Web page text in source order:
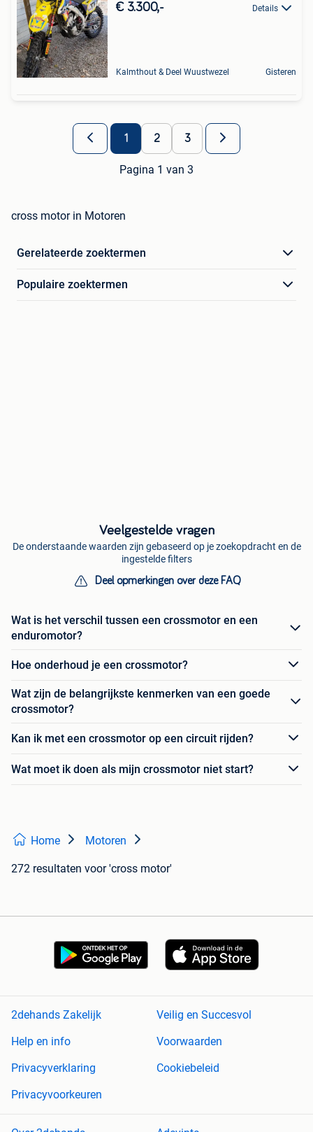
€ 3.300,- Details
Kalmthout & Deel Wuustwezel Gisteren
1 2 3
Pagina 1 van 3
cross motor in Motoren
Gerelateerde zoektermen
Populaire zoektermen
Veelgestelde vragen
De onderstaande waarden zijn gebaseerd op je zoekopdracht en de
ingestelde filters
Deel opmerkingen over deze FAQ
Wat is het verschil tussen een crossmotor en een
enduromotor?
Hoe onderhoud je een crossmotor?
Wat zijn de belangrijkste kenmerken van een goede
crossmotor?
Kan ik met een crossmotor op een circuit rijden?
Wat moet ik doen als mijn crossmotor niet start?
Home Motoren
272 resultaten voor 'cross motor'
2dehands Zakelijk
Veilig en Succesvol
Help en info
Voorwaarden
Privacyverklaring
Cookiebeleid
Privacyvoorkeuren